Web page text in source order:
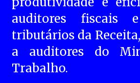
auditores fiscais
tributários da
a auditores do
Trabalho.